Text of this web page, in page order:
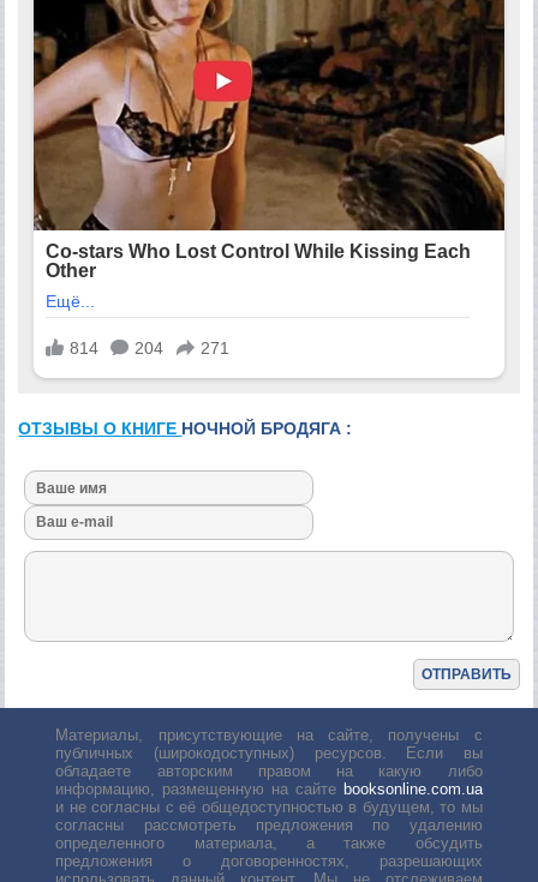
ОТЗЫВЫ О КНИГЕ НОЧНОЙ БРОДЯГА :
Материалы, присутствующие на сайте, получены с
публичных (широкодоступных) ресурсов. Если вы
обладаете авторским правом на какую либо
информацию, размещенную на сайте booksonline.com.ua
и не согласны с её общедоступностью в будущем, то мы
согласны рассмотреть предложения по удалению
определенного материала, а также обсудить
предложения о договоренностях, разрешающих
использовать данный контент. Мы не отслеживаем